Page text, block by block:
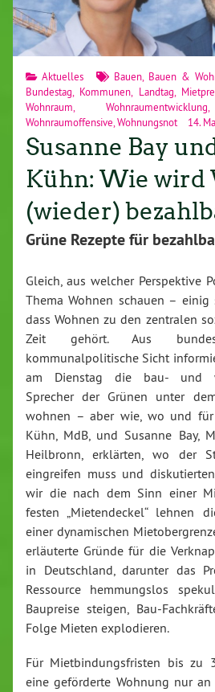
Aktuelles Bauen Bauen &
Bundestag
Kommunen Landtag
Wohnraum
Wohnraumentwicklung
Wohnraumoffensive Wohnungsnot 14.
Susanne Bay
Kühn: Wie wird
(wieder)
Grüne Rezepte für
Gleich, aus welcher Perspektive
Thema Wohnen schauen –
dass Wohnen zu den zentralen
Zeit gehört. Aus
kommunalpolitische Sicht
am Dienstag die bau- und
Sprecher der Grünen unter
wohnen – aber wie, wo und für
Kühn, MdB, und Susanne Bay,
Heilbronn, erklärten, wo der
eingreifen muss und
wir die nach dem Sinn einer
festen „Mietendeckel“ lehnen
einer dynamischen
erläuterte Gründe für die
in Deutschland, darunter das
Ressource hemmungslos
Baupreise steigen, Bau-
Folge Mieten explodieren.
Für Mietbindungsfristen bis zu
eine geförderte Wohnung nur